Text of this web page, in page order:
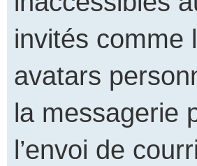
invités comme
avatars
la messagerie
l’envoi de